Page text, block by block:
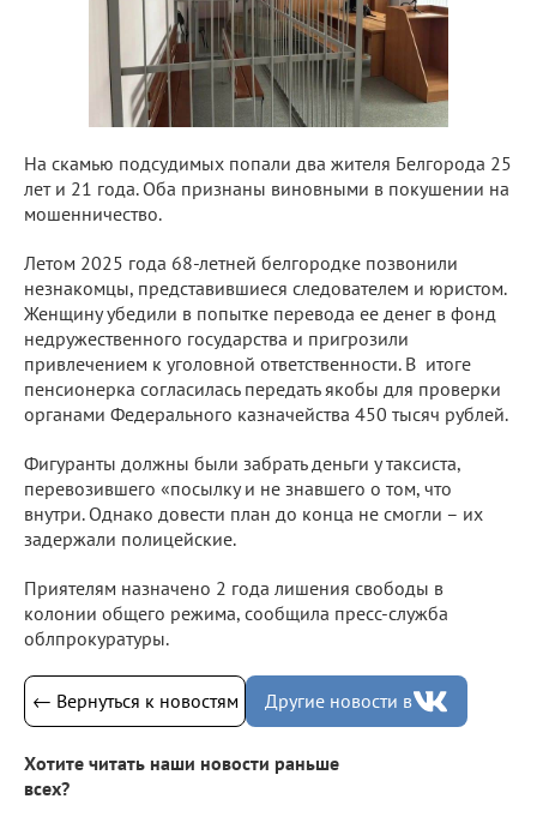
На скамью подсудимых попали два жителя Белгорода 25
лет и 21 года. Оба признаны виновными в покушении на
мошенничество.
Летом 2025 года 68-летней белгородке позвонили
незнакомцы, представившиеся следователем и юристом.
Женщину убедили в попытке перевода ее денег в фонд
недружественного государства и пригрозили
привлечением к уголовной ответственности. В итоге
пенсионерка согласилась передать якобы для проверки
органами Федерального казначейства 450 тысяч рублей.
Фигуранты должны были забрать деньги у таксиста,
перевозившего «посылку и не знавшего о том, что
внутри. Однако довести план до конца не смогли – их
задержали полицейские.
Приятелям назначено 2 года лишения свободы в
колонии общего режима, сообщила пресс-служба
облпрокуратуры.
← Вернуться к новостям Другие новости в
Хотите читать наши новости раньше
всех?